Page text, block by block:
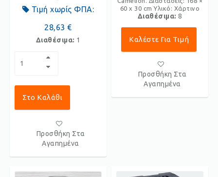
Τιμή χωρίς ΦΠΑ:
28,63 €
Διαθέσιμα: 1
Στο Καλάθι
Προσθήκη Στα
Αγαπημένα
60 x 30 cm Υλικό: Χάρτινο
Διαθέσιμα: 8
Καλέστε Για Τιμή
Προσθήκη Στα
Αγαπημένα